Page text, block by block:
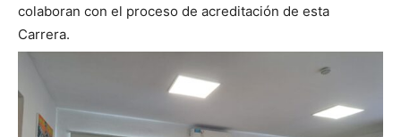
colaboran con el proceso de acreditación de esta
Carrera.